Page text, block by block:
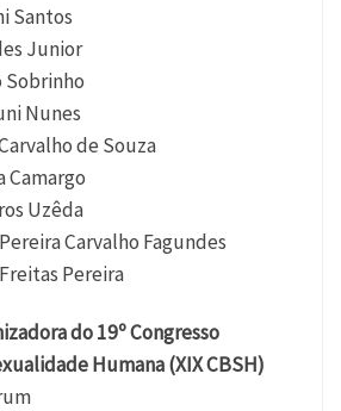
Santos
Junior
Sobrinho
Nunes
de Souza
Camargo
Uzêda
Carvalho Fagundes
Pereira
do 19º Congresso
Humana (XIX CBSH)